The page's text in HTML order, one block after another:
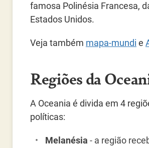
famosa Polinésia Francesa,
Estados Unidos.
Veja também mapa-mundi e
Regiões da
A Oceania é divida em 4
políticas:
Melanésia - a região